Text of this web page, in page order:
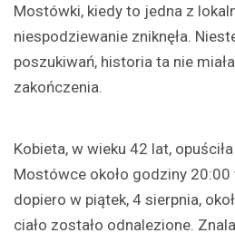
Mostówki, kiedy to jedna z
niespodziewanie zniknęła.
poszukiwań, historia ta nie
zakończenia.
Kobieta, w wieku 42 lat,
Mostówce około godziny
dopiero w piątek, 4 sierpnia,
ciało zostało odnalezione.